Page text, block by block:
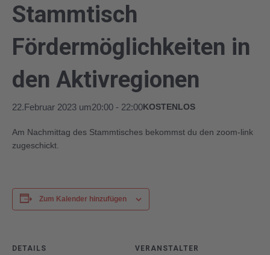
Stammtisch
Fördermöglichkeiten in
den Aktivregionen
22.Februar 2023 um20:00 - 22:00KOSTENLOS
Am Nachmittag des Stammtisches bekommst du den zoom-link
zugeschickt.
Zum Kalender hinzufügen
DETAILS
VERANSTALTER